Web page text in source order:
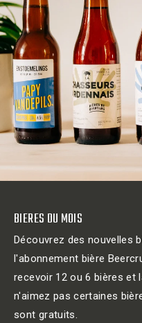
BIERES DU MOIS
Découvrez des nouvelles
l'abonnement bière
recevoir 12 ou 6 bières et
n'aimez pas certaines
sont gratuits.